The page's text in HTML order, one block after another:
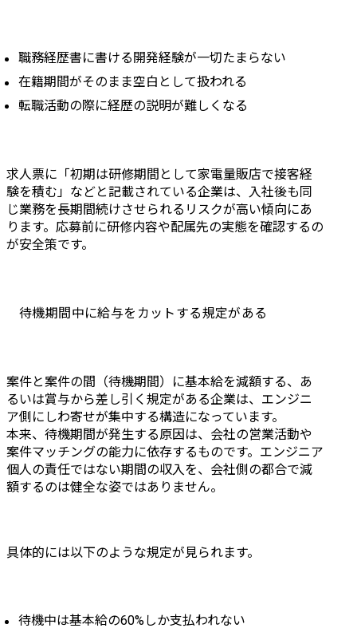
職務経歴書に書ける開発経験が一切たまらない
在籍期間がそのまま空白として扱われる
転職活動の際に経歴の説明が難しくなる
求人票に「初期は研修期間として家電量販店で接客経
験を積む」などと記載されている企業は、入社後も同
じ業務を長期間続けさせられるリスクが高い傾向にあ
ります。応募前に研修内容や配属先の実態を確認するの
が安全策です。
待機期間中に給与をカットする規定がある
案件と案件の間（待機期間）に基本給を減額する、あ
るいは賞与から差し引く規定がある企業は、エンジニ
ア側にしわ寄せが集中する構造になっています。
本来、待機期間が発生する原因は、会社の営業活動や
案件マッチングの能力に依存するものです。エンジニア
個人の責任ではない期間の収入を、会社側の都合で減
額するのは健全な姿ではありません。
具体的には以下のような規定が見られます。
待機中は基本給の60%しか支払われない